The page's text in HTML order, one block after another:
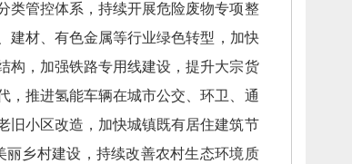
类管控体系，持续开展危险废物专项整
建材、有色金属等行业绿色转型， 加快
构， 加强铁路专用线建设，提升大宗货
， 推进氢能车辆在城市公交、环卫、 通
旧小区改造， 加快城镇既有居住建筑节
丽乡村建设， 持续改善农村生态环境质